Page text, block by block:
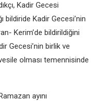
Kadir Gecesi
bildiride Kadir Gecesi’nin
Kerim’de bildirildiğini
Gecesi’nin birlik ve
olması temennisinde
ayını